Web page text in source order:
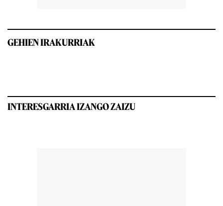
GEHIEN IRAKURRIAK
INTERESGARRIA IZANGO ZAIZU